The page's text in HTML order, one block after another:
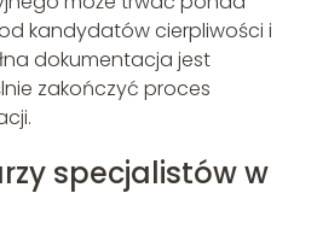
kandydatów cierpliwości i
dokumentacja jest
zakończyć proces
specjalistów w